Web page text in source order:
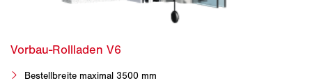
Bestellbreite maximal 3500 mm